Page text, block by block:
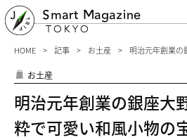
Smart Magazine
TOKYO
HOME 記事 お土産 明治元年創業の
お土産
明治元年創業の銀座大
粋で可愛い和風小物の